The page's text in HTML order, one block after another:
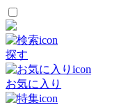
探す
お気に入り